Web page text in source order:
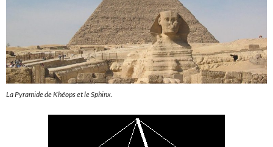
La Pyramide de Khéops et le Sphinx.